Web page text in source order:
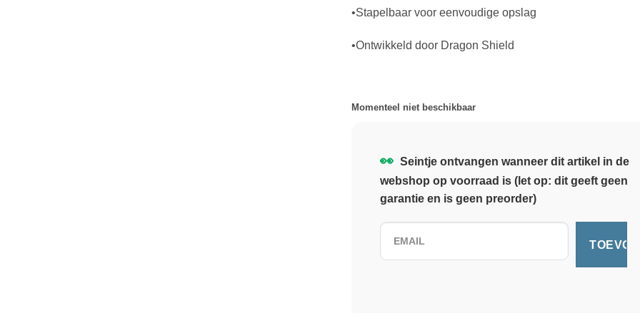
•Stapelbaar voor eenvoudige opslag
•Ontwikkeld door Dragon Shield
Momenteel niet beschikbaar
👀 Seintje ontvangen wanneer dit artikel in de
webshop op voorraad is (let op: dit geeft geen
garantie en is geen preorder)